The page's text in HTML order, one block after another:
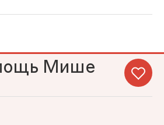
Мише